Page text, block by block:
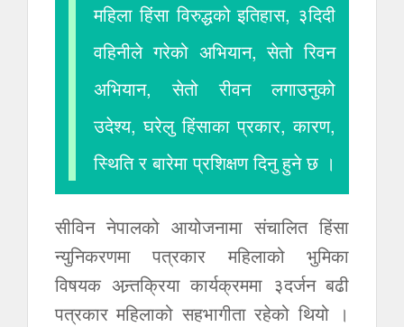
महिला हिंसा विरुद्धको इतिहास, ३दिदी
वहिनीले गरेको अभियान, सेतो रिवन
अभियान, सेतो रीवन लगाउनुको
उदेश्य, घरेलु हिंसाका प्रकार, कारण,
स्थिति र बारेमा प्रशिक्षण दिनु हुने छ ।
सीविन नेपालको आयोजनामा संचालित हिंसा
न्युनिकरणमा पत्रकार महिलाको भुमिका
विषयक अन्र्तक्रिया कार्यक्रममा ३दर्जन बढी
पत्रकार महिलाको सहभागीता रहेको थियो ।